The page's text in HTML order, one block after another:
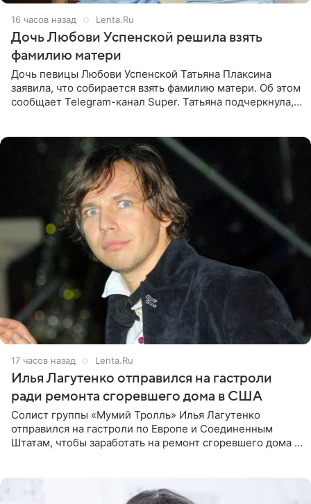
16 часов назад Lenta.Ru
Дочь Любови Успенской решила взять
фамилию матери
Дочь певицы Любови Успенской Татьяна Плаксина
заявила, что собирается взять фамилию матери. Об этом
сообщает Telegram-канал Super. Татьяна подчеркнула,
17 часов назад Lenta.Ru
Илья Лагутенко отправился на гастроли
ради ремонта сгоревшего дома в США
Солист группы «Мумий Тролль» Илья Лагутенко
отправился на гастроли по Европе и Соединенным
Штатам, чтобы заработать на ремонт сгоревшего дома в